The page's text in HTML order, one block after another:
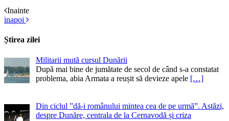
Inainte
inapoi
Știrea zilei
Militarii mută cursul Dunării
După mai bine de jumătate de secol de când s-a constatat
problema, abia Armata a reușit să devieze apele […]
Din ciclul ”dă-i românului mintea cea de pe urmă”. Astăzi,
despre Dunăre, centrala de la Cernavodă și criza